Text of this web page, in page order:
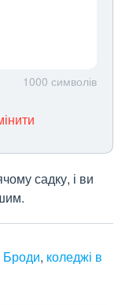
1000 символів
садку, і ви
Броди, коледжі в